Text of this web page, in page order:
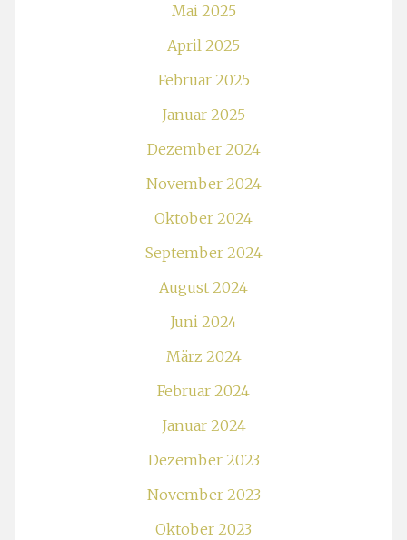
Mai 2025
April 2025
Februar 2025
Januar 2025
Dezember 2024
November 2024
Oktober 2024
September 2024
August 2024
Juni 2024
März 2024
Februar 2024
Januar 2024
Dezember 2023
November 2023
Oktober 2023